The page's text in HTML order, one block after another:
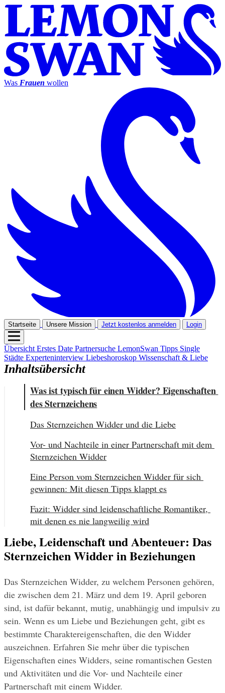
Was Frauen wollen
Startseite Unsere Mission Jetzt kostenlos anmelden Login
ÜbersichtErstes Date Partnersuche LemonSwan Tipps Single
Städte Experteninterview Liebeshoroskop Wissenschaft & Liebe
Inhaltsübersicht
Was ist typisch für einen Widder? Eigenschaften
des Sternzeichens
Das Sternzeichen Widder und die Liebe
Vor- und Nachteile in einer Partnerschaft mit dem
Sternzeichen Widder
Eine Person vom Sternzeichen Widder für sich
gewinnen: Mit diesen Tipps klappt es
Fazit: Widder sind leidenschaftliche Romantiker,
mit denen es nie langweilig wird
Liebe, Leidenschaft und Abenteuer: Das
Sternzeichen Widder in Beziehungen
Das Sternzeichen Widder, zu welchem Personen gehören,
die zwischen dem 21. März und dem 19. April geboren
sind, ist dafür bekannt, mutig, unabhängig und impulsiv zu
sein. Wenn es um Liebe und Beziehungen geht, gibt es
bestimmte Charaktereigenschaften, die den Widder
auszeichnen. Erfahren Sie mehr über die typischen
Eigenschaften eines Widders, seine romantischen Gesten
und Aktivitäten und die Vor- und Nachteile einer
Partnerschaft mit einem Widder.